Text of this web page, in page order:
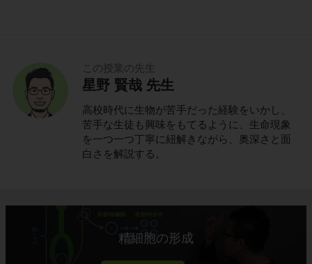
この授業の先生
星野 賢哉 先生
高校時代に生物が苦手だった経験をいかし、
苦手な生徒も興味をもてるように、生命現象
を一つ一つ丁寧に紐解きながら、奥深さと面
白さを解説する。
精細胞の形成